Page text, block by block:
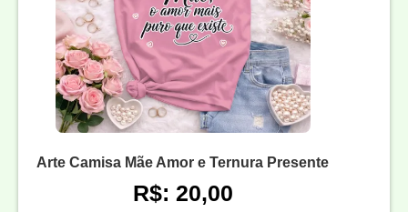
Arte Camisa Mãe Amor e Ternura Presente
R$: 20,00